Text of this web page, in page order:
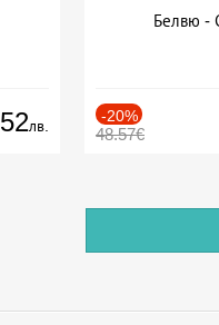
52лв.
Белвю -
-20%
48.57€